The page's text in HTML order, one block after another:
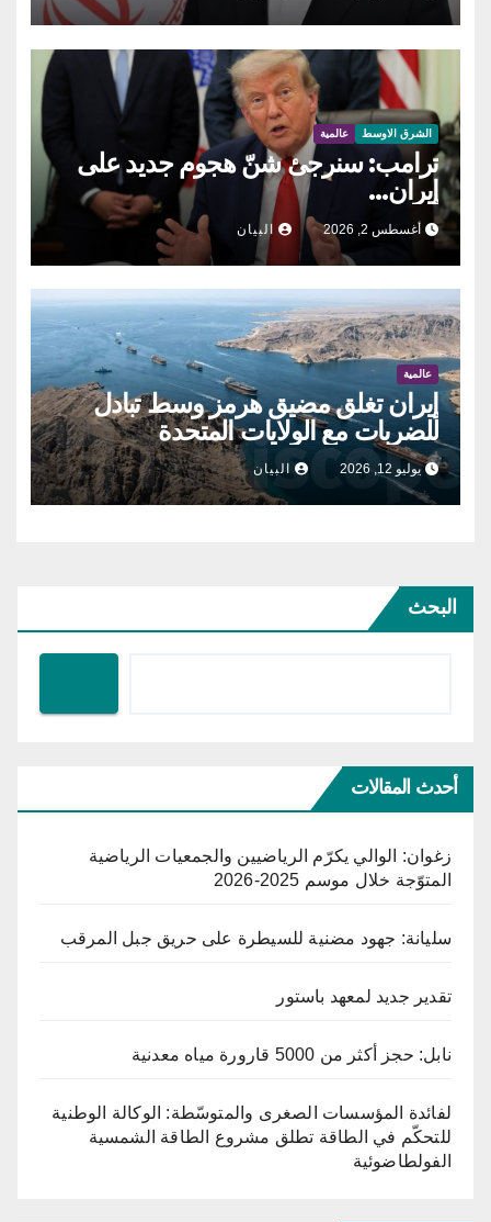
الشرق الاوسط عالمية
ترامب: سنرجئ شنّ هجوم جديد على
إيران…
أغسطس 2, 2026 البيان
عالمية
إيران تغلق مضيق هرمز وسط تبادل
للضربات مع الولايات المتحدة
يوليو 12, 2026 البيان
البحث
أحدث المقالات
زغوان: الوالي يكرّم الرياضيين والجمعيات الرياضية
المتوّجة خلال موسم 2025-2026
سليانة: جهود مضنية للسيطرة على حريق جبل المرقب
تقدير جديد لمعهد باستور
نابل: حجز أكثر من 5000 قارورة مياه معدنية
لفائدة المؤسسات الصغرى والمتوسّطة: الوكالة الوطنية
للتحكّم في الطاقة تطلق مشروع الطاقة الشمسية
الفولطاضوئية